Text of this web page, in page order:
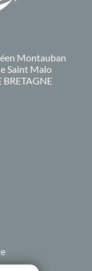
Montauban
Saint Malo